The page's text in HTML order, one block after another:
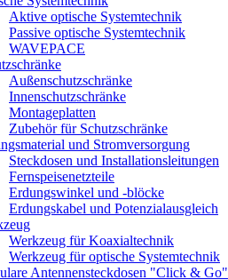
Aktive optische Systemtechnik
Passive optische Systemtechnik
WAVEPACE
Außenschutzschränke
Innenschutzschränke
Montageplatten
Zubehör für Schutzschränke
und Stromversorgung
Steckdosen und Installationsleitungen
Fernspeisenetzteile
Erdungswinkel und -blöcke
Erdungskabel und Potenzialausgleich
Werkzeug für Koaxialtechnik
Werkzeug für optische Systemtechnik
Antennensteckdosen "Click & Go"